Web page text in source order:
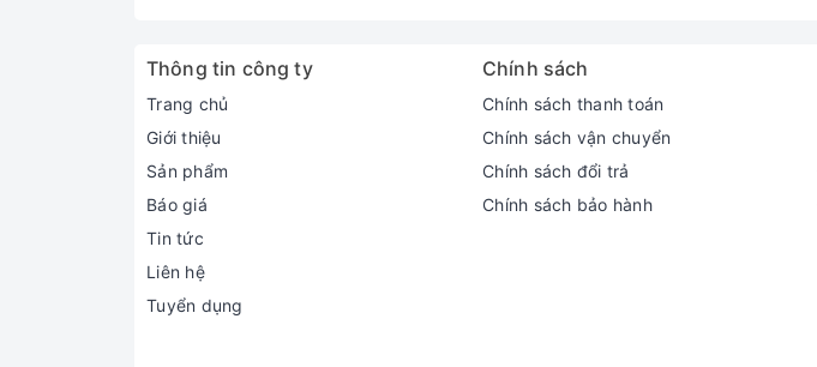
Thông tin công ty
Trang chủ
Giới thiệu
Sản phẩm
Báo giá
Tin tức
Liên hệ
Tuyển dụng
Chính sách
Chính sách thanh toán
Chính sách vận chuyển
Chính sách đổi trả
Chính sách bảo hành